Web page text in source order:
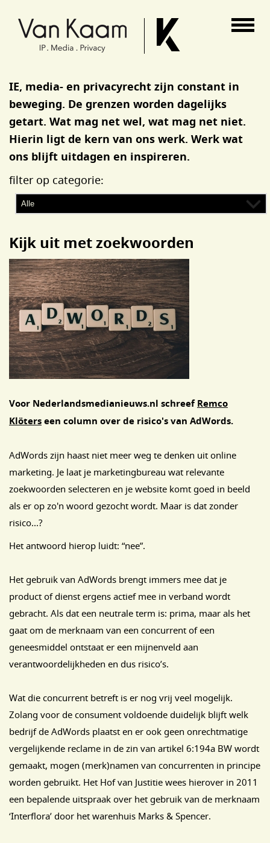
IE, media- en privacyrecht zijn constant in
beweging. De grenzen worden dagelijks
getart. Wat mag net wel, wat mag net niet.
Hierin ligt de kern van ons werk. Werk wat
ons blijft uitdagen en inspireren.
filter op categorie:
Kijk uit met zoekwoorden
Voor Nederlandsmedianieuws.nl schreefRemco
Klöterseen column over de risico's van AdWords.
AdWords zijn haast niet meer weg te denken uit online
marketing. Je laat je marketingbureau wat relevante
zoekwoorden selecteren en je website komt goed in beeld
als er op zo'n woord gezocht wordt. Maar is dat zonder
risico...?
Het antwoord hierop luidt: “nee”.
Het gebruik van AdWords brengt immers mee dat je
product of dienst ergens actief mee in verband wordt
gebracht. Als dat een neutrale term is: prima, maar als het
gaat om de merknaam van een concurrent of een
geneesmiddel ontstaat er een mijnenveld aan
verantwoordelijkheden en dus risico’s.
Wat die concurrent betreft is er nog vrij veel mogelijk.
Zolang voor de consument voldoende duidelijk blijft welk
bedrijf de AdWords plaatst en er ook geen onrechtmatige
vergelijkende reclame in de zin van artikel 6:194a BW wordt
gemaakt, mogen (merk)namen van concurrenten in principe
worden gebruikt. Het Hof van Justitie wees hierover in 2011
een bepalende uitspraak over het gebruik van de merknaam
‘Interflora’ door het warenhuis Marks & Spencer.